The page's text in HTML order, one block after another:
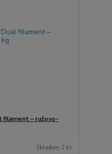
filament – ružovo-
Skladom 2 ks